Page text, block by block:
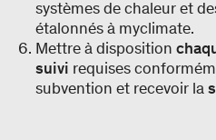
systèmes de chaleur et
étalonnés à myclimate.
Mettre à disposition
suivi requises
subvention et recevoir la